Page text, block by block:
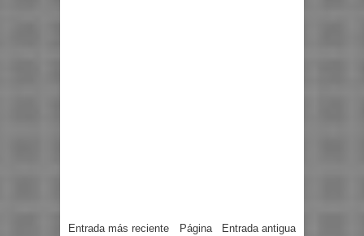
Entrada más reciente Entrada antigua
Página